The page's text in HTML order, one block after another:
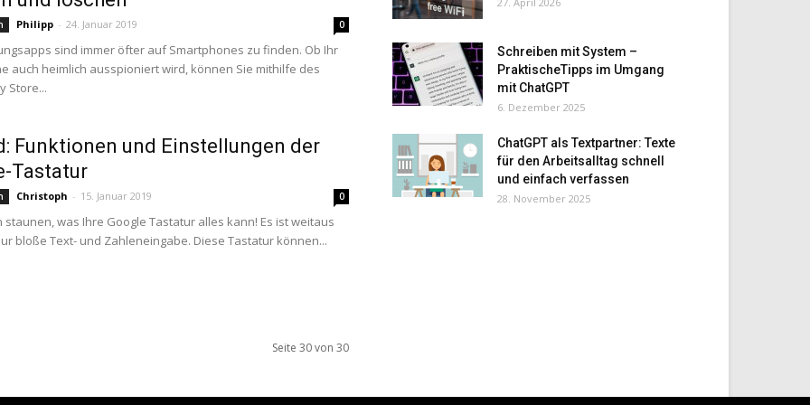
Philipp - 24. Januar 2019 0
sind immer öfter auf Smartphones zu finden. Ob Ihr
auch heimlich ausspioniert wird, können Sie mithilfe des
Store...
Funktionen und Einstellungen der
Tastatur
Christoph - 15. Januar 2019 0
staunen, was Ihre Google Tastatur alles kann! Es ist weitaus
bloße Text- und Zahleneingabe. Diese Tastatur können...
Seite 30 von 30
Schreiben mit System –
PraktischeTipps im Umgang
mit ChatGPT
6. Dezember 2025
ChatGPT als Textpartner: Texte
für den Arbeitsalltag schnell
und einfach verfassen
28. November 2025